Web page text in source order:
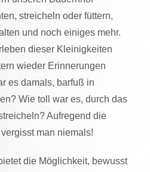
streicheln oder füttern,
und noch einiges mehr.
dieser Kleinigkeiten
wieder Erinnerungen
es damals, barfuß in
Wie toll war es, durch das
Aufregend die
man niemals!
die Möglichkeit, bewusst